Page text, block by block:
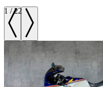
1 /22